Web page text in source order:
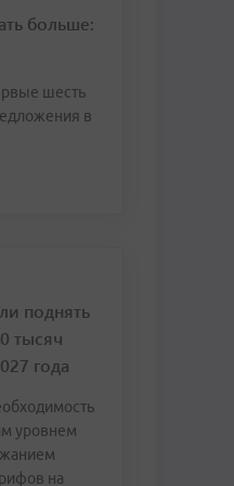
больше:
шесть
в
поднять
тысяч
года
уровнем
на